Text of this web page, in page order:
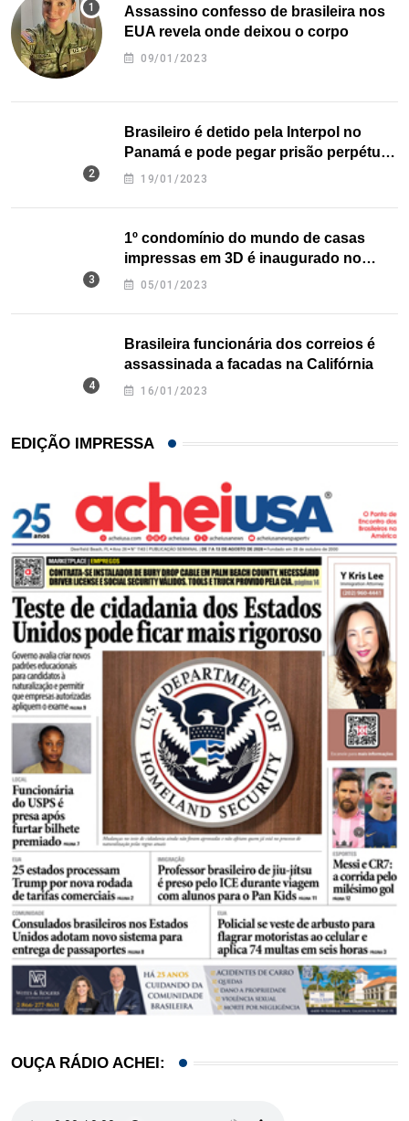
Assassino confesso de brasileira nos
EUA revela onde deixou o corpo
09/01/2023
Brasileiro é detido pela Interpol no
Panamá e pode pegar prisão perpétua
nos EUA
19/01/2023
1º condomínio do mundo de casas
impressas em 3D é inaugurado no
Texas
05/01/2023
Brasileira funcionária dos correios é
assassinada a facadas na Califórnia
16/01/2023
EDIÇÃO IMPRESSA
OUÇA RÁDIO ACHEI: